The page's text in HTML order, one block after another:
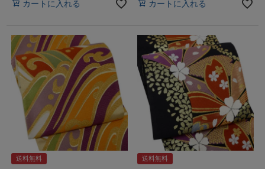
カートに入れる カートに入れる
送料無料 送料無料